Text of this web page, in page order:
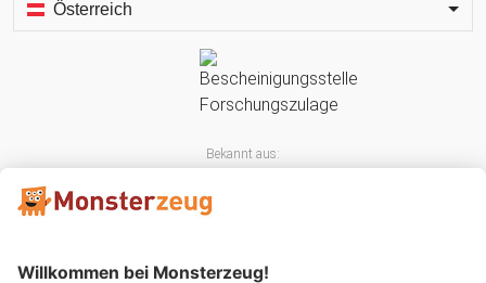
Österreich
Bekannt aus: